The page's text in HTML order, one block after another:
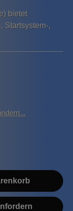
bietet
Startsystem-,